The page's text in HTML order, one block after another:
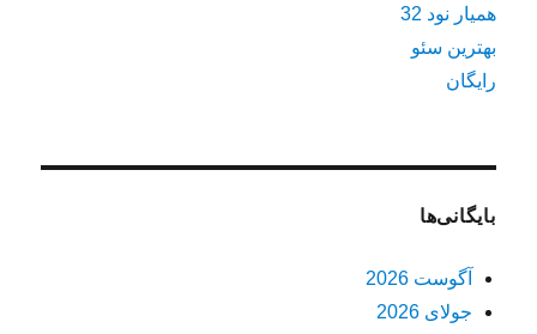
همیار نود 32
بهترین سئو
رایگان
بایگانی‌ها
آگوست 2026
جولای 2026